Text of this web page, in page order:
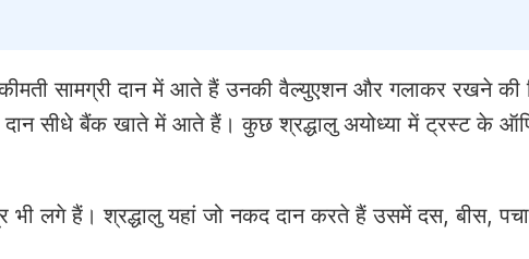
सामग्री दान में आते हैं उनकी वैल्युएशन और गलाकर रखने की
सीधे बैंक खाते में आते हैं। कुछ श्रद्धालु अयोध्या में ट्रस्ट के
भी लगे हैं। श्रद्धालु यहां जो नकद दान करते हैं उसमें दस, बीस,